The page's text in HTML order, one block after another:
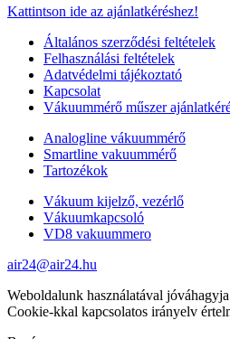
Kattintson ide az ajánlatkéréshez!
Általános szerződési feltételek
Felhasználási feltételek
Adatvédelmi tájékoztató
Kapcsolat
Vákuummérő műszer
Analogline vákuummérő
Smartline vakuummérő
Tartozékok
Vákuum kijelző, vezérlő
Vákuumkapcsoló
VD8 vakuummero
air24@air24.hu
Weboldalunk használatával
Cookie-kkal kapcsolatos irányelv